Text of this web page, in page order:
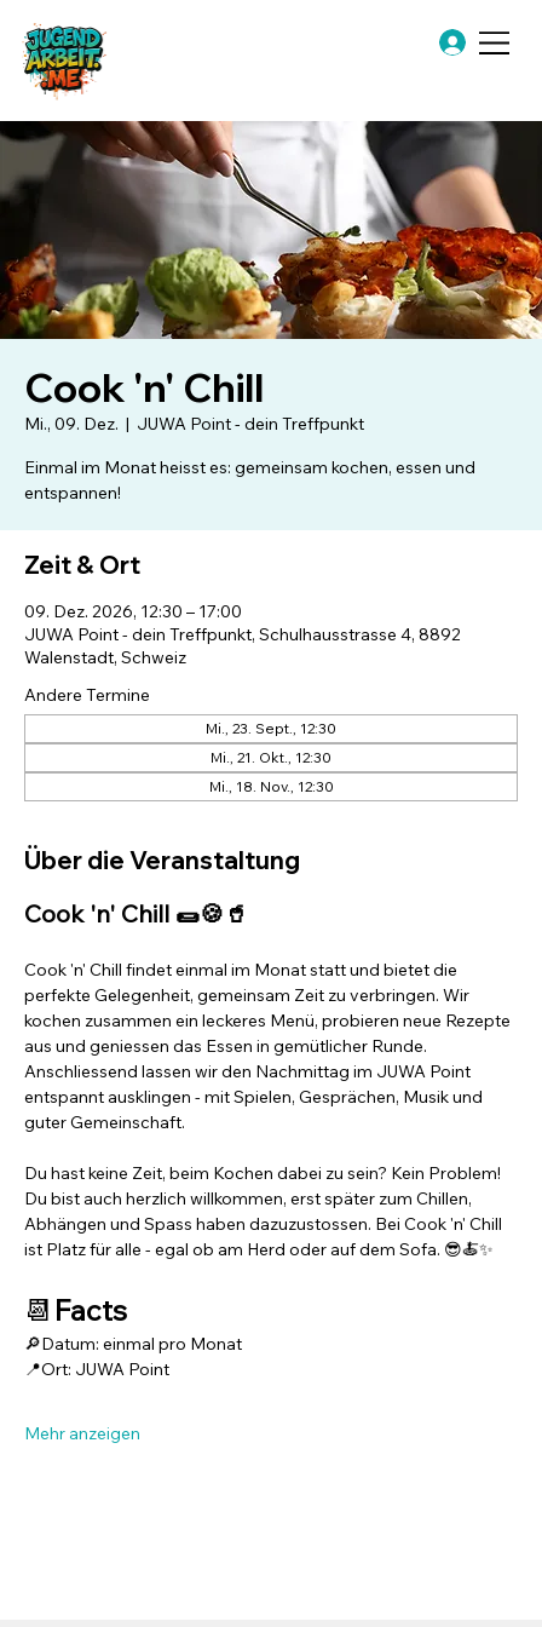
Cook 'n' Chill
Mi., 09. Dez.
  |
JUWA Point - dein Treffpunkt
Einmal im Monat heisst es: gemeinsam kochen, essen und
entspannen!
Zeit & Ort
09. Dez. 2026, 12:30 – 17:00
JUWA Point - dein Treffpunkt, Schulhausstrasse 4, 8892
Walenstadt, Schweiz
Andere Termine
Mi., 23. Sept., 12:30
Mi., 21. Okt., 12:30
Mi., 18. Nov., 12:30
Über die Veranstaltung
Cook 'n' Chill 🌯🍪🥤
Cook 'n' Chill findet einmal im Monat statt und bietet die
perfekte Gelegenheit, gemeinsam Zeit zu verbringen. Wir
kochen zusammen ein leckeres Menü, probieren neue Rezepte
aus und geniessen das Essen in gemütlicher Runde.
Anschliessend lassen wir den Nachmittag im JUWA Point
entspannt ausklingen - mit Spielen, Gesprächen, Musik und
guter Gemeinschaft.
Du hast keine Zeit, beim Kochen dabei zu sein? Kein Problem!
Du bist auch herzlich willkommen, erst später zum Chillen,
Abhängen und Spass haben dazuzustossen. Bei Cook 'n' Chill
ist Platz für alle - egal ob am Herd oder auf dem Sofa. 😎🍝✨
📆 Facts
🔎Datum: einmal pro Monat
📍Ort: JUWA Point
Mehr anzeigen